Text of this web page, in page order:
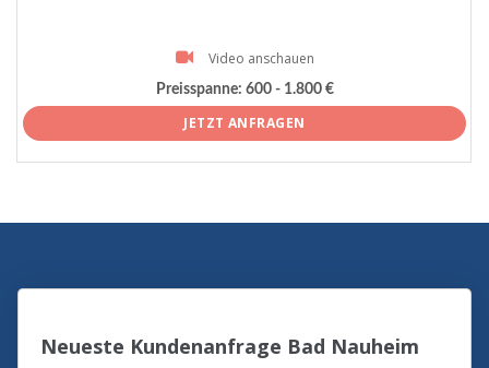
Video anschauen
Preisspanne: 600 - 1.800 €
JETZT ANFRAGEN
Neueste Kundenanfrage Bad Nauheim